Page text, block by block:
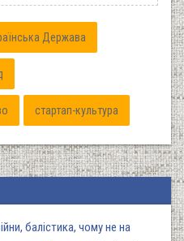
Держава
стартап-культура
балістика, чому не на